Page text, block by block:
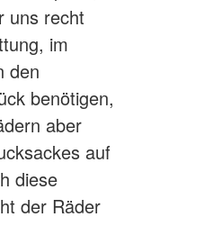
uns recht
im
den
benötigen,
aber
auf
diese
der Räder